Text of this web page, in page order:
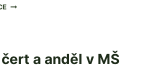
PŘERUŠENÍ
a anděl v MŠ